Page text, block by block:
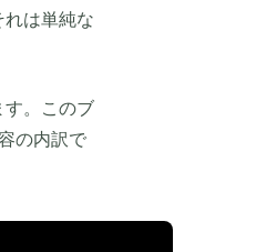
は単純な
。このブ
の内訳で